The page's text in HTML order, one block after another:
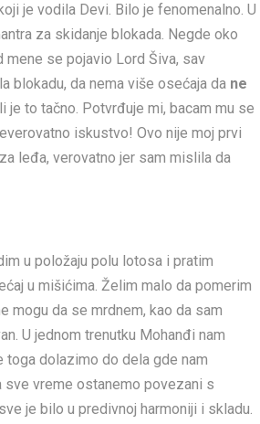
je vodila Devi. Bilo je fenomenalno. U
za skidanje blokada. Negde oko
se pojavio Lord Šiva, sav
blokadu, da nema više osećaja da ne
to tačno. Potvrđuje mi, bacam mu se
iskustvo! Ovo nije moj prvi
leđa, verovatno jer sam mislila da
u položaju polu lotosa i pratim
u mišićima. Želim malo da pomerim
mogu da se mrdnem, kao da sam
U jednom trenutku Mohanđi nam
dolazimo do dela gde nam
sve vreme ostanemo povezani s
je bilo u predivnoj harmoniji i skladu.